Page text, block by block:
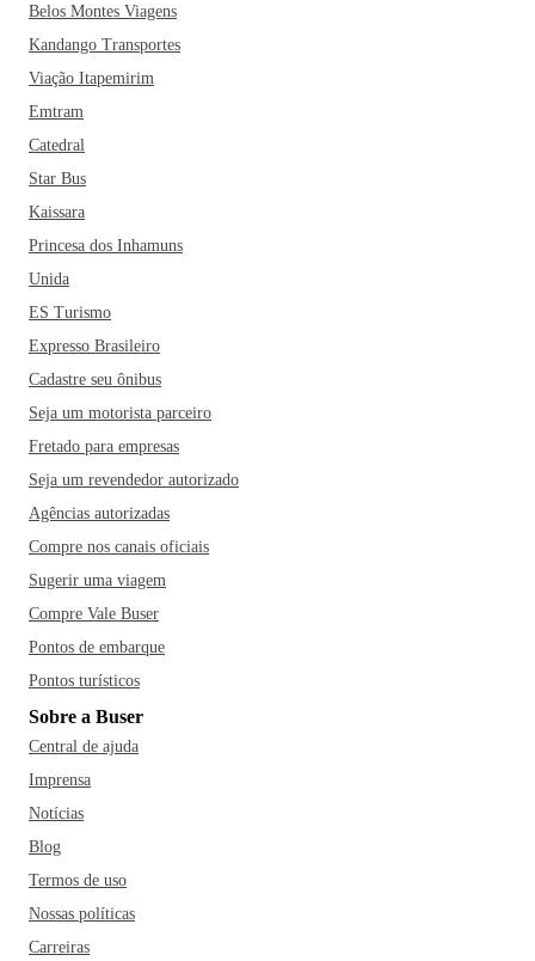
Belos Montes Viagens
Kandango Transportes
Viação Itapemirim
Emtram
Catedral
Star Bus
Kaissara
Princesa dos Inhamuns
Unida
ES Turismo
Expresso Brasileiro
Cadastre seu ônibus
Seja um motorista parceiro
Fretado para empresas
Seja um revendedor autorizado
Agências autorizadas
Compre nos canais oficiais
Sugerir uma viagem
Compre Vale Buser
Pontos de embarque
Pontos turísticos
Sobre a Buser
Central de ajuda
Imprensa
Notícias
Blog
Termos de uso
Nossas políticas
Carreiras